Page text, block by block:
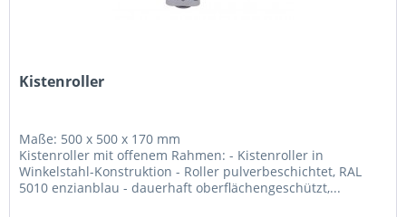
Kistenroller
Maße: 500 x 500 x 170 mm
Kistenroller mit offenem Rahmen: - Kistenroller in
Winkelstahl-Konstruktion - Roller pulverbeschichtet, RAL
5010 enzianblau - dauerhaft oberflächengeschützt,...